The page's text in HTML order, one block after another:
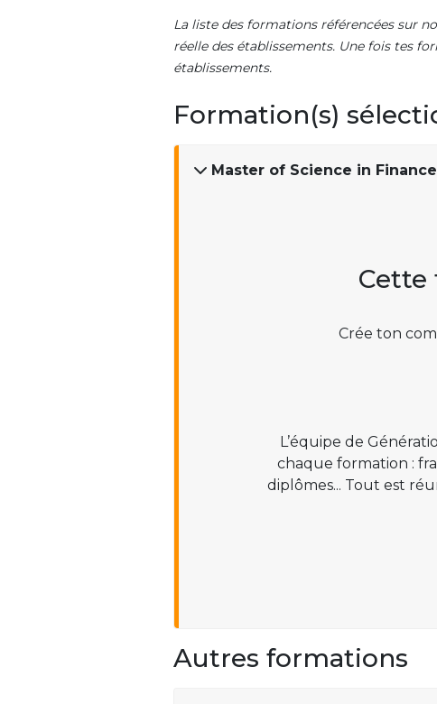
La liste des formations référencées sur
réelle des établissements. Une fois tes
établissements.
Formation(s)
Master of Science in Finance
Cette
Crée ton
L’équipe de
chaque formation :
diplômes... Tout est
Autres formations